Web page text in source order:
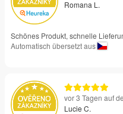
Romana L.
Schönes Produkt, schnelle
Automatisch übersetzt aus
vor 3 Tagen auf
Lucie C.